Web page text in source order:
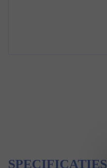
SPECIFICATIES